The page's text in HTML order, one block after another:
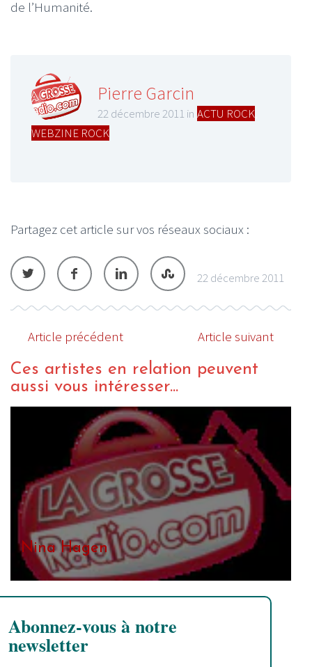
de l’Humanité.
Pierre Garcin
22 décembre 2011 in ACTU ROCK
WEBZINE ROCK
Partagez cet article sur vos réseaux sociaux :
22 décembre 2011
Article précédent Article suivant
Ces artistes en relation peuvent
aussi vous intéresser...
Nina Hagen
Abonnez-vous à notre
newsletter